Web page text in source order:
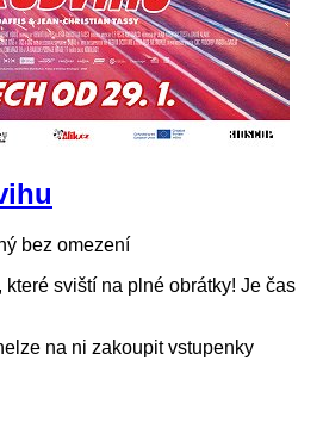
bez omezení
sviští na plné obrátky! Je čas
na ni zakoupit vstupenky